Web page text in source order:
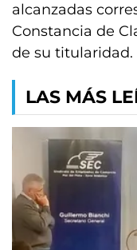
alcanzadas
Constancia de
de su titularidad.
LAS MÁS